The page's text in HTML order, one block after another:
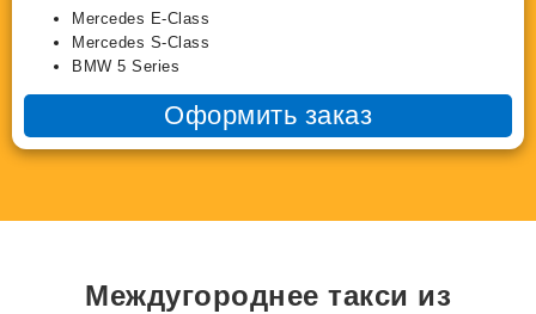
Mercedes E-Class
Mercedes S-Class
BMW 5 Series
Оформить заказ
Междугороднее такси из